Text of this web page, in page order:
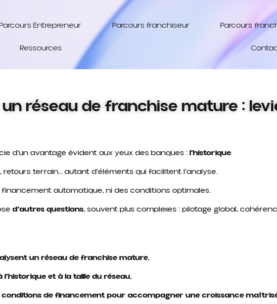
Entrepreneur Parcours franchiseur Parcours
Ressources
réseau de franchise mature :
d’un avantage évident aux yeux des banques :l’historique.
terrain… autant d’éléments qui facilitent l’analyse.
automatique, ni des conditions optimales.
d’autres questions, souvent plus complexes : pilotage global,
un réseau de franchise mature,
et à la taille du réseau,
de financement pour accompagner une croissance